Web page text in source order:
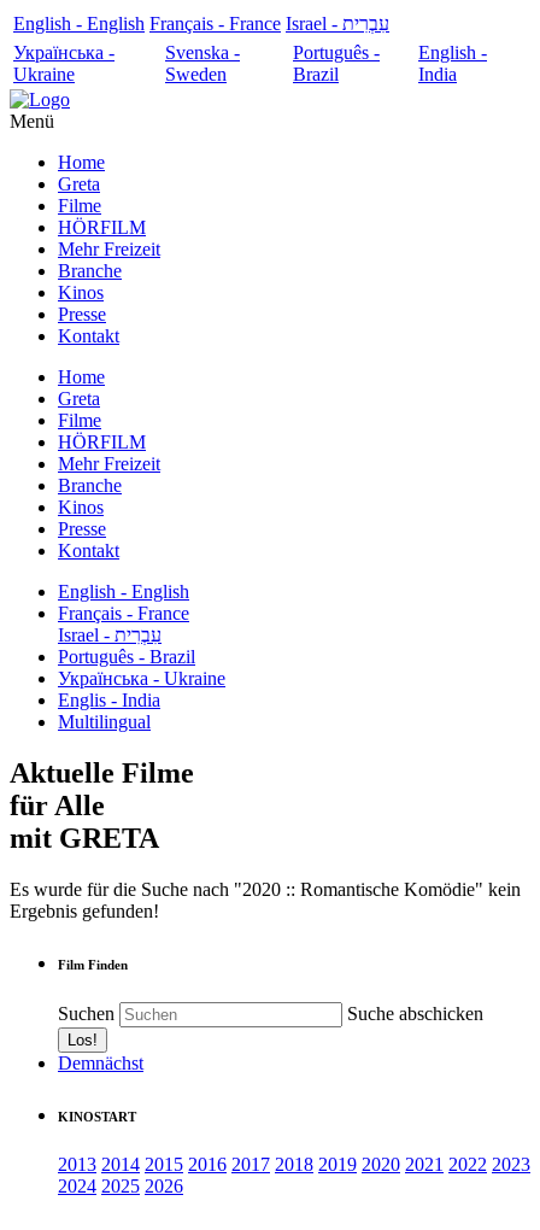
English - English Français - France
עִבְרִית - Israel
Українська -
Ukraine
Svenska -
Sweden
Português -
Brazil
English -
India
Menü
Home
Greta
Filme
HÖRFILM
Mehr Freizeit
Branche
Kinos
Presse
Kontakt
Home
Greta
Filme
HÖRFILM
Mehr Freizeit
Branche
Kinos
Presse
Kontakt
English - English
Français - France
עִבְרִית - Israel
Português - Brazil
Українська - Ukraine
Englis - India
Multilingual
Aktuelle Filme
für Alle
mit GRETA
Es wurde für die Suche nach "2020 :: Romantische Komödie" kein
Ergebnis gefunden!
Film Finden
Suchen Suche abschicken
Demnächst
KINOSTART
2013 2014 2015 2016 2017 2018 2019 2020 2021 2022 2023
2024 2025 2026